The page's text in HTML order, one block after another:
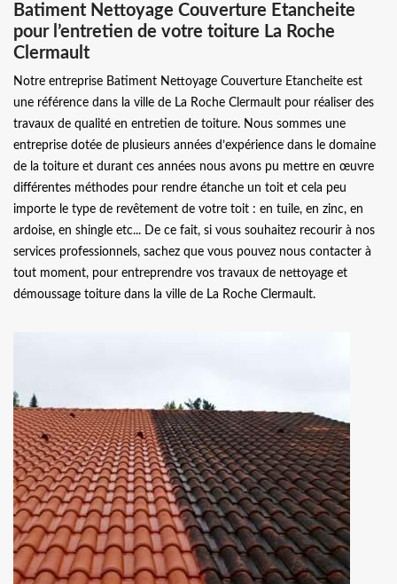
Batiment Nettoyage Couverture Etancheite
pour l’entretien de votre toiture La Roche
Clermault
Notre entreprise Batiment Nettoyage Couverture Etancheite est
une référence dans la ville de La Roche Clermault pour réaliser des
travaux de qualité en entretien de toiture. Nous sommes une
entreprise dotée de plusieurs années d’expérience dans le domaine
de la toiture et durant ces années nous avons pu mettre en œuvre
différentes méthodes pour rendre étanche un toit et cela peu
importe le type de revêtement de votre toit : en tuile, en zinc, en
ardoise, en shingle etc... De ce fait, si vous souhaitez recourir à nos
services professionnels, sachez que vous pouvez nous contacter à
tout moment, pour entreprendre vos travaux de nettoyage et
démoussage toiture dans la ville de La Roche Clermault.